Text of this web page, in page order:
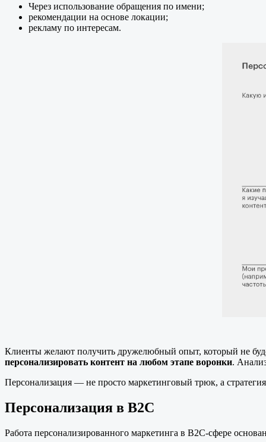
Через использование обращения по имени;
рекомендации на основе локации;
рекламу по интересам.
Клиенты желают получить дружелюбный опыт, который не
персонализировать контент на любом этапе воронки.
Персонализация — не просто маркетинговый трюк, а
Персонализация в B2C
Работа персонализированного маркетинга в B2C-сфере